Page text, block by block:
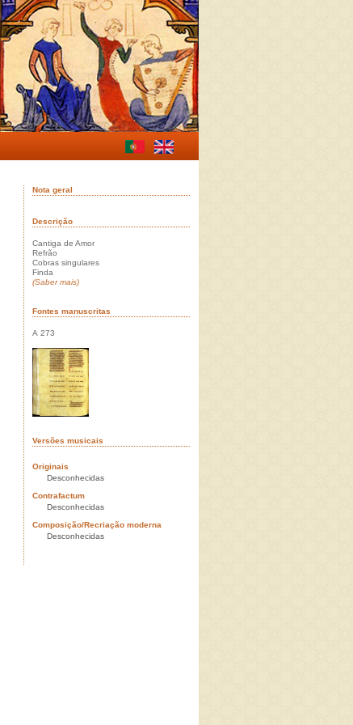
Nota geral
Descrição
Cantiga de Amor
Refrão
Cobras singulares
Finda
(Saber mais)
Fontes manuscritas
A 273
Versões musicais
Originais
Desconhecidas
Contrafactum
Desconhecidas
Composição/Recriação moderna
Desconhecidas